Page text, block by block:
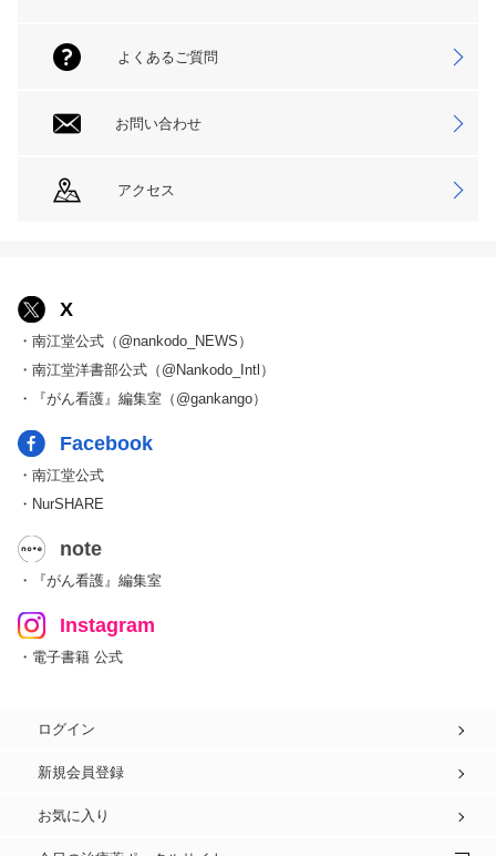
よくあるご質問
お問い合わせ
アクセス
X
・南江堂公式（@nankodo_NEWS）
・南江堂洋書部公式（@Nankodo_Intl）
・『がん看護』編集室（@gankango）
Facebook
・南江堂公式
・NurSHARE
note
・『がん看護』編集室
Instagram
・電子書籍 公式
ログイン
新規会員登録
お気に入り